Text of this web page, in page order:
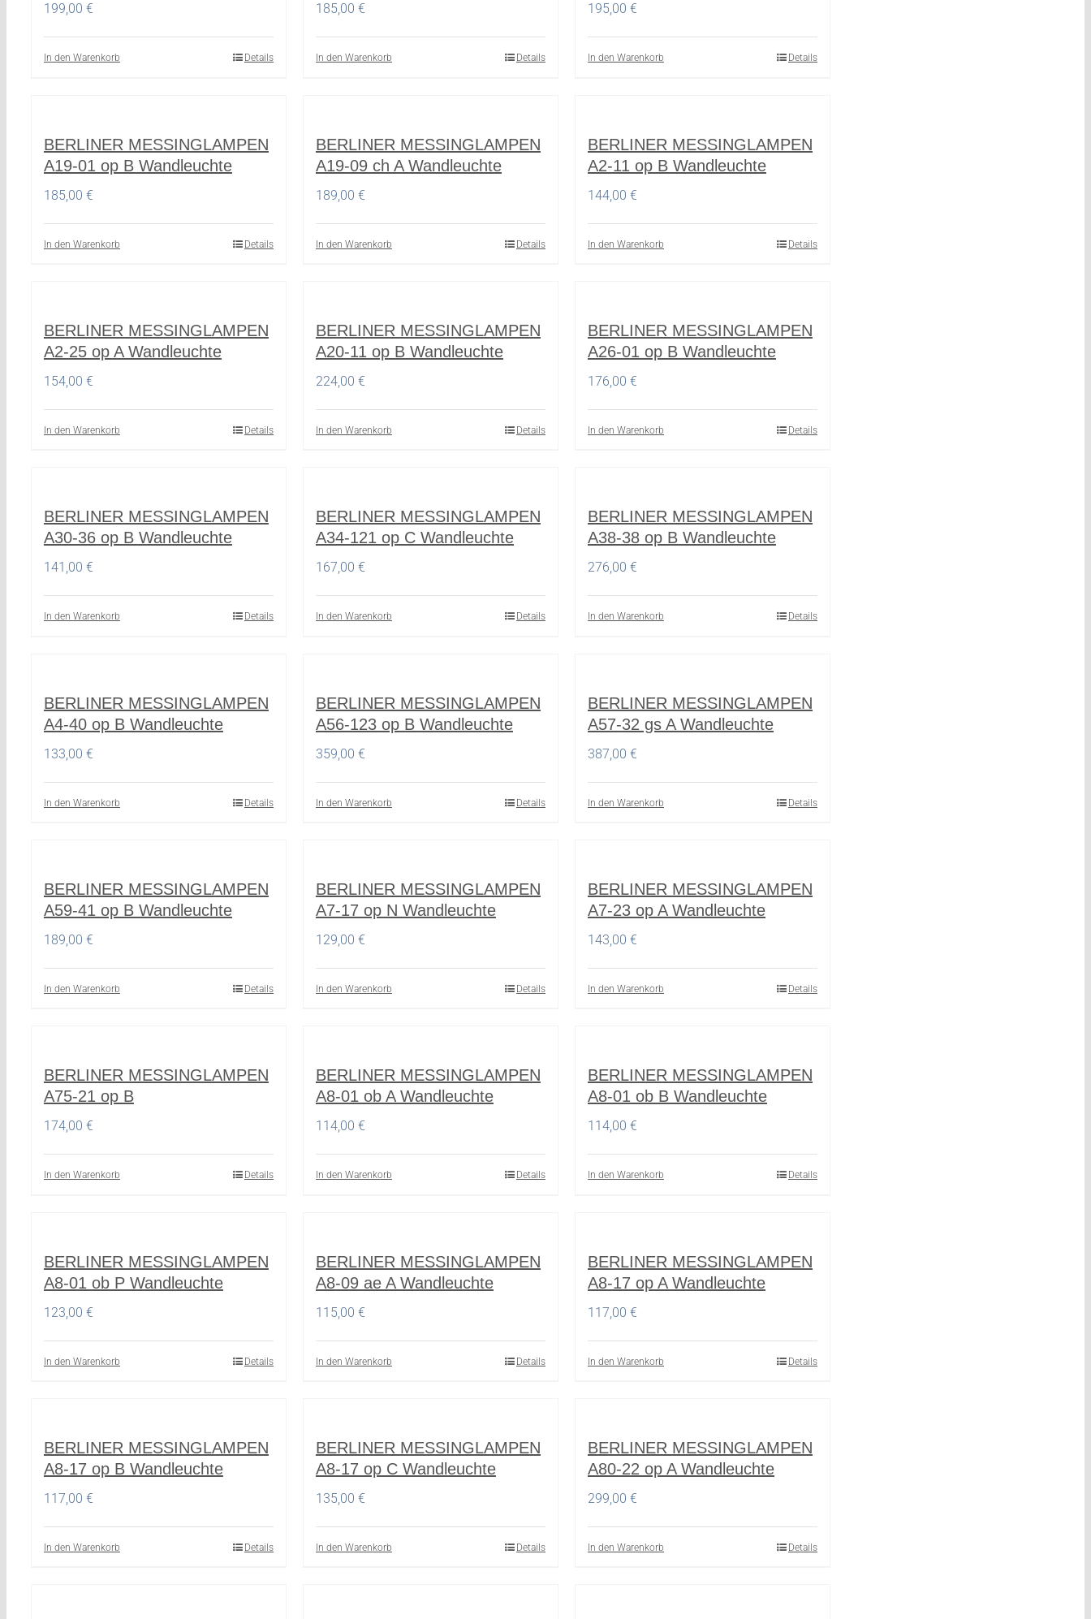
gewählt
werden
199,00 €
In den Warenkorb Details
185,00 €
In den Warenkorb Details
195,00 €
In den Warenkorb Details
BERLINER MESSINGLAMPEN
A19-01 op B Wandleuchte
185,00 €
In den Warenkorb Details
BERLINER MESSINGLAMPEN
A19-09 ch A Wandleuchte
189,00 €
In den Warenkorb Details
BERLINER MESSINGLAMPEN
A2-11 op B Wandleuchte
144,00 €
In den Warenkorb Details
BERLINER MESSINGLAMPEN
A2-25 op A Wandleuchte
154,00 €
In den Warenkorb Details
BERLINER MESSINGLAMPEN
A20-11 op B Wandleuchte
224,00 €
In den Warenkorb Details
BERLINER MESSINGLAMPEN
A26-01 op B Wandleuchte
176,00 €
In den Warenkorb Details
BERLINER MESSINGLAMPEN
A30-36 op B Wandleuchte
141,00 €
In den Warenkorb Details
BERLINER MESSINGLAMPEN
A34-121 op C Wandleuchte
167,00 €
In den Warenkorb Details
BERLINER MESSINGLAMPEN
A38-38 op B Wandleuchte
276,00 €
In den Warenkorb Details
BERLINER MESSINGLAMPEN
A4-40 op B Wandleuchte
133,00 €
In den Warenkorb Details
BERLINER MESSINGLAMPEN
A56-123 op B Wandleuchte
359,00 €
In den Warenkorb Details
BERLINER MESSINGLAMPEN
A57-32 gs A Wandleuchte
387,00 €
In den Warenkorb Details
BERLINER MESSINGLAMPEN
A59-41 op B Wandleuchte
189,00 €
In den Warenkorb Details
BERLINER MESSINGLAMPEN
A7-17 op N Wandleuchte
129,00 €
In den Warenkorb Details
BERLINER MESSINGLAMPEN
A7-23 op A Wandleuchte
143,00 €
In den Warenkorb Details
BERLINER MESSINGLAMPEN
A75-21 op B
174,00 €
In den Warenkorb Details
BERLINER MESSINGLAMPEN
A8-01 ob A Wandleuchte
114,00 €
In den Warenkorb Details
BERLINER MESSINGLAMPEN
A8-01 ob B Wandleuchte
114,00 €
In den Warenkorb Details
BERLINER MESSINGLAMPEN
A8-01 ob P Wandleuchte
123,00 €
In den Warenkorb Details
BERLINER MESSINGLAMPEN
A8-09 ae A Wandleuchte
115,00 €
In den Warenkorb Details
BERLINER MESSINGLAMPEN
A8-17 op A Wandleuchte
117,00 €
In den Warenkorb Details
BERLINER MESSINGLAMPEN
A8-17 op B Wandleuchte
117,00 €
In den Warenkorb Details
BERLINER MESSINGLAMPEN
A8-17 op C Wandleuchte
135,00 €
In den Warenkorb Details
BERLINER MESSINGLAMPEN
A80-22 op A Wandleuchte
299,00 €
In den Warenkorb Details